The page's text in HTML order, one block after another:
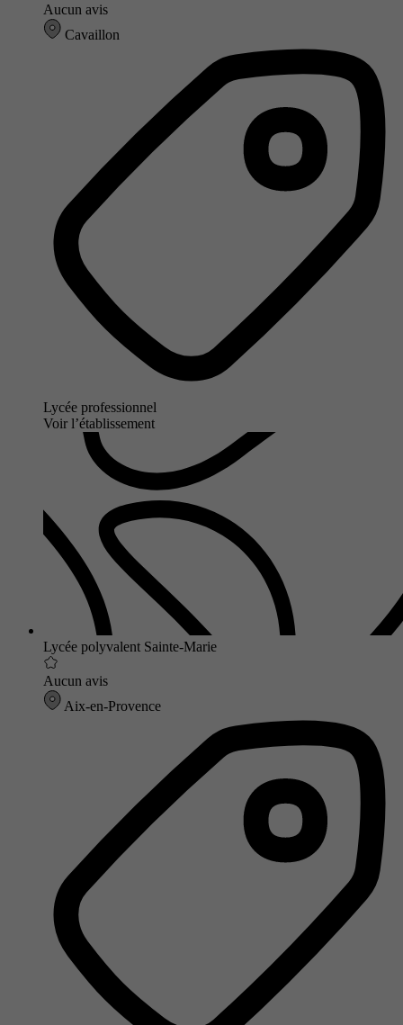
Aucun avis
Cavaillon
Lycée professionnel
Voir l’établissement
Lycée polyvalent Sainte-Marie
Aucun avis
Aix-en-Provence